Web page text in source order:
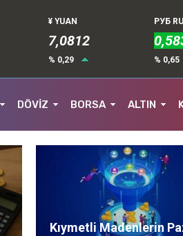
¥ YUAN
7,0812
% 0,29
РУБ
% 0,65
DÖVİZ BORSA ALTIN
Kıymetli Madenlerin